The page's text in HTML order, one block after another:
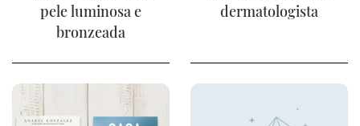
pele luminosa e
bronzeada
dermatologista